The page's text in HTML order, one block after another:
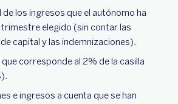
los ingresos que el autónomo ha
trimestre elegido (sin contar las
capital y las indemnizaciones).
corresponde al 2% de la casilla
e ingresos a cuenta que se han